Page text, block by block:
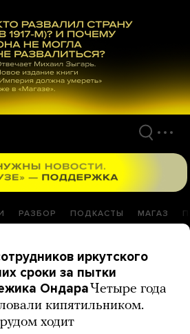
РАЗБОР ПОДКАСТЫ МАГАЗ
иркутского
сроки за пытки
Ондара Четыре года
кипятильником.
ходит